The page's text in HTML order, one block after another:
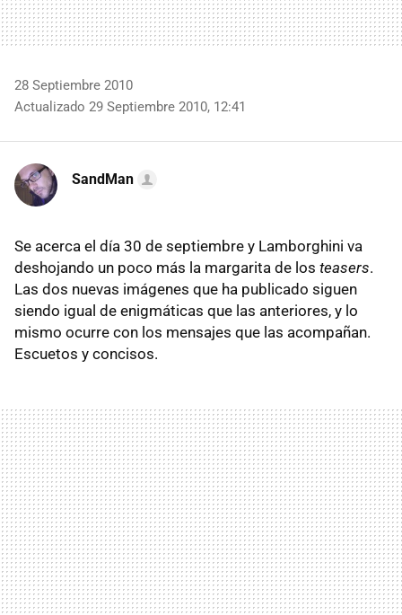
28 Septiembre 2010
Actualizado 29 Septiembre 2010, 12:41
SandMan
Se acerca el día 30 de septiembre y Lamborghini va
deshojando un poco más la margarita de los teasers.
Las dos nuevas imágenes que ha publicado siguen
siendo igual de enigmáticas que las anteriores, y lo
mismo ocurre con los mensajes que las acompañan.
Escuetos y concisos.